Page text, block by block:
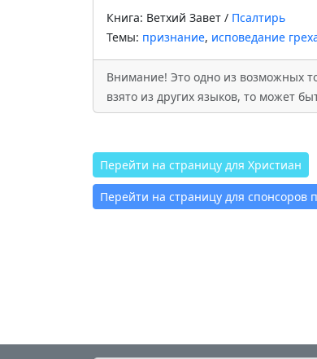
Книга: Ветхий Завет / Псалтирь
Темы: признание, исповедание
Внимание! Это одно из возможных
взято из других языков, то может
Перейти на страницу для Христиан
Перейти на страницу для спонсоров